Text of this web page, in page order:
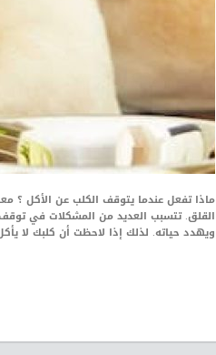
ماذا تفعل عندما يتوقف الكلب عن الأكل ؟
القلق. تتسبب العديد من المشكلات في
ويهدد حياته. لذلك إذا لاحظت أن كلبك لا